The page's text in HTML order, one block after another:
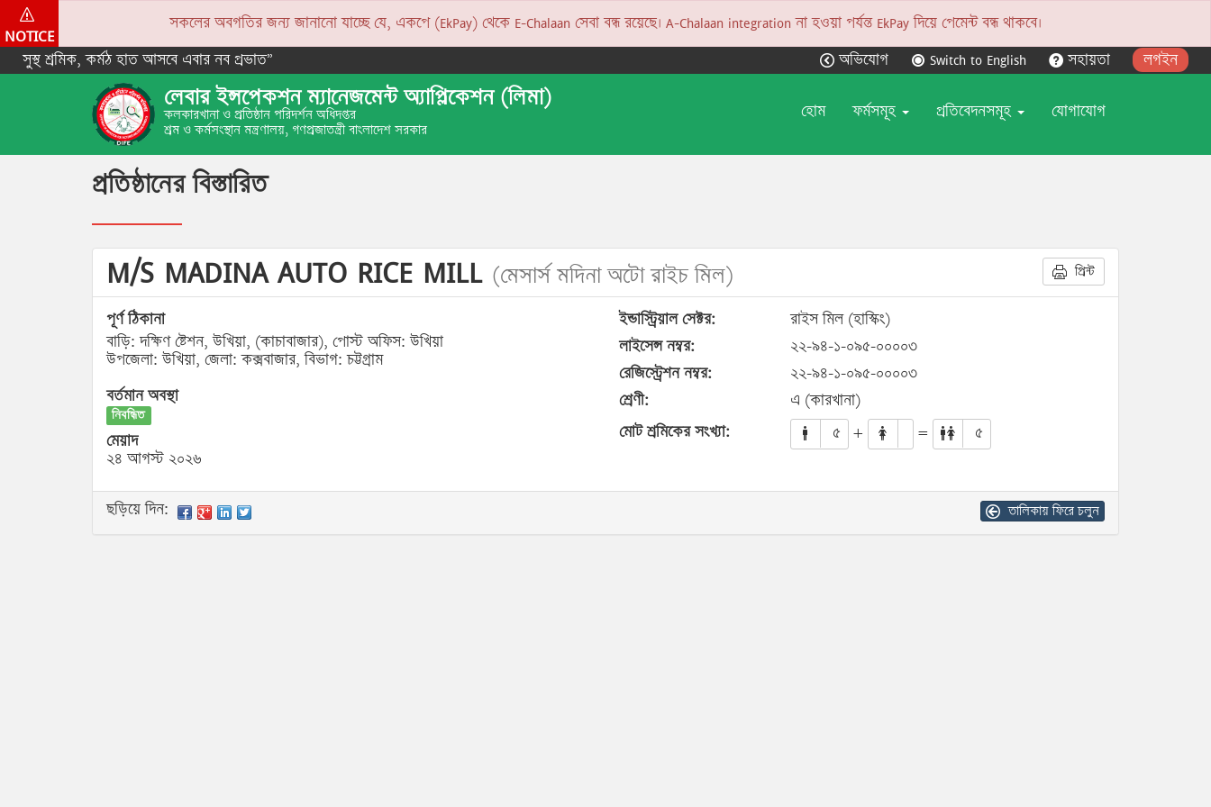
NOTICE
সকলের অবগতির জন্য জানানো যাচ্ছে যে, একপে (EkPay) থেকে E-Chalaan সেবা বন্ধ রয়েছে। A-Chalaan integration না হওয়া পর্যন্ত EkPay দিয়ে পেমেন্ট বন্ধ থাকবে।
সুস্থ শ্রমিক, কর্মঠ হাত আসবে এবার নব প্রভাত”
অভিযোগ Switch to English সহায়তা লগইন
লেবার ইন্সপেকশন ম্যানেজমেন্ট অ্যাপ্লিকেশন (লিমা)
কলকারখানা ও প্রতিষ্ঠান পরিদর্শন অধিদপ্তর
শ্রম ও কর্মসংস্থান মন্ত্রণালয়, গণপ্রজাতন্ত্রী বাংলাদেশ সরকার
হোম ফর্মসমূহ প্রতিবেদনসমূহ যোগাযোগ
প্রতিষ্ঠানের বিস্তারিত
M/S MADINA AUTO RICE MILL (মেসার্স মদিনা অটো রাইচ মিল) প্রিন্ট
পূর্ণ ঠিকানা
বাড়ি: দক্ষিণ ষ্টেশন, উখিয়া, (কাচাবাজার), পোস্ট অফিস: উখিয়া
উপজেলা: উখিয়া, জেলা: কক্সবাজার, বিভাগ: চট্টগ্রাম
বর্তমান অবস্থা
নিবন্ধিত
মেয়াদ
২৪ আগস্ট ২০২৬
ইন্ডাস্ট্রিয়াল সেক্টর:
রাইস মিল (হাস্কিং)
লাইসেন্স নম্বর:
২২-৯৪-১-০৯৫-০০০০৩
রেজিস্ট্রেশন নম্বর:
২২-৯৪-১-০৯৫-০০০০৩
শ্রেণী:
এ (কারখানা)
মোট শ্রমিকের সংখ্যা:
৫ + = ৫
ছড়িয়ে দিন: তালিকায় ফিরে চলুন